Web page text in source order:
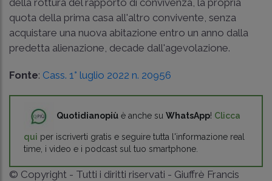
quota della prima casa all'altro convivente, senza
acquistare una nuova abitazione entro un anno dalla
predetta alienazione, decade dall'agevolazione.
Fonte: Cass. 1° luglio 2022 n. 20956
Quotidianopiù è anche su WhatsApp! Clicca
qui per iscriverti gratis e seguire tutta l'informazione real
time, i video e i podcast sul tuo smartphone.
© Copyright - Tutti i diritti riservati - Giuffrè Francis